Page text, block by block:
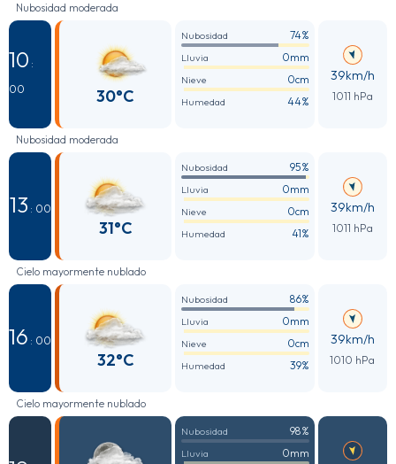
Nubosidad moderada
10 :
00
30°C
Nubosidad 74%
Lluvia 0mm
Nieve 0cm
Humedad 44%
39km/h
1011 hPa
Nubosidad moderada
13 : 00
31°C
Nubosidad 95%
Lluvia 0mm
Nieve 0cm
Humedad 41%
39km/h
1011 hPa
Cielo mayormente nublado
16 : 00
32°C
Nubosidad 86%
Lluvia 0mm
Nieve 0cm
Humedad 39%
39km/h
1010 hPa
Cielo mayormente nublado
Nubosidad 98%
Lluvia 0mm